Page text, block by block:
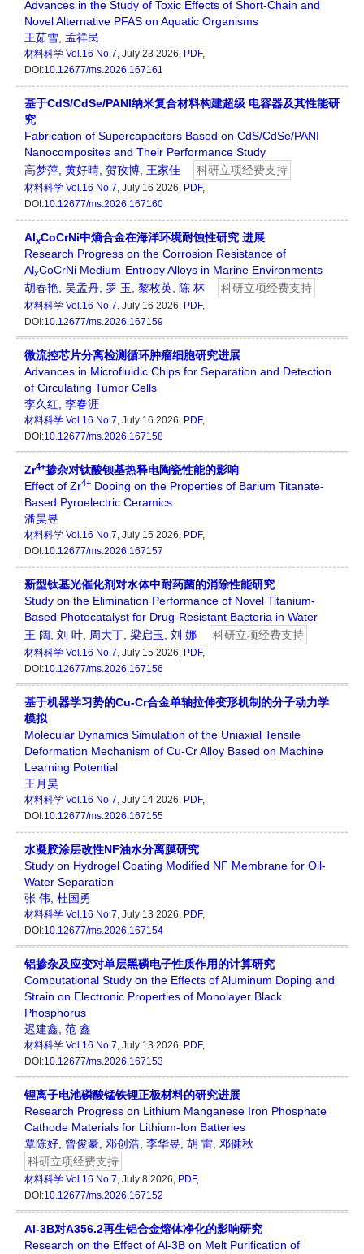
Advances in the Study of Toxic Effects of Short-Chain and
Novel Alternative PFAS on Aquatic Organisms
王茹雪 孟祥民
材料科学 Vol.16 No.7, July 23 2026, PDF,
DOI:10.12677/ms.2026.167161
基于CdS/CdSe/PANI纳米复合材料构建超级 电容器及其性能研
究
Fabrication of Supercapacitors Based on CdS/CdSe/PANI
Nanocomposites and Their Performance Study
高梦萍 黄好晴 贺孜博 王家佳 科研立项经费支持
材料科学 Vol.16 No.7, July 16 2026, PDF,
DOI:10.12677/ms.2026.167160
AlxCoCrNi中熵合金在海洋环境耐蚀性研究 进展
Research Progress on the Corrosion Resistance of
AlxCoCrNi Medium-Entropy Alloys in Marine Environments
胡春艳 吴孟丹 罗 玉 黎枚英 陈 林 科研立项经费支持
材料科学 Vol.16 No.7, July 16 2026, PDF,
DOI:10.12677/ms.2026.167159
微流控芯片分离检测循环肿瘤细胞研究进展
Advances in Microfluidic Chips for Separation and Detection
of Circulating Tumor Cells
李久红 李春涯
材料科学 Vol.16 No.7, July 16 2026, PDF,
DOI:10.12677/ms.2026.167158
Zr4+掺杂对钛酸钡基热释电陶瓷性能的影响
Effect of Zr4+ Doping on the Properties of Barium Titanate-
Based Pyroelectric Ceramics
潘昊昱
材料科学 Vol.16 No.7, July 15 2026, PDF,
DOI:10.12677/ms.2026.167157
新型钛基光催化剂对水体中耐药菌的消除性能研究
Study on the Elimination Performance of Novel Titanium-
Based Photocatalyst for Drug-Resistant Bacteria in Water
王 阔 刘 叶 周大丁 梁启玉 刘 娜 科研立项经费支持
材料科学 Vol.16 No.7, July 15 2026, PDF,
DOI:10.12677/ms.2026.167156
基于机器学习势的Cu-Cr合金单轴拉伸变形机制的分子动力学
模拟
Molecular Dynamics Simulation of the Uniaxial Tensile
Deformation Mechanism of Cu-Cr Alloy Based on Machine
Learning Potential
王月昊
材料科学 Vol.16 No.7, July 14 2026, PDF,
DOI:10.12677/ms.2026.167155
水凝胶涂层改性NF油水分离膜研究
Study on Hydrogel Coating Modified NF Membrane for Oil-
Water Separation
张 伟 杜国勇
材料科学 Vol.16 No.7, July 13 2026, PDF,
DOI:10.12677/ms.2026.167154
铝掺杂及应变对单层黑磷电子性质作用的计算研究
Computational Study on the Effects of Aluminum Doping and
Strain on Electronic Properties of Monolayer Black
Phosphorus
迟建鑫 范 鑫
材料科学 Vol.16 No.7, July 13 2026, PDF,
DOI:10.12677/ms.2026.167153
锂离子电池磷酸锰铁锂正极材料的研究进展
Research Progress on Lithium Manganese Iron Phosphate
Cathode Materials for Lithium-Ion Batteries
覃陈好 曾俊豪 邓创浩 李华昱 胡 雷 邓健秋
科研立项经费支持
材料科学 Vol.16 No.7, July 8 2026, PDF,
DOI:10.12677/ms.2026.167152
Al-3B对A356.2再生铝合金熔体净化的影响研究
Research on the Effect of Al-3B on Melt Purification of